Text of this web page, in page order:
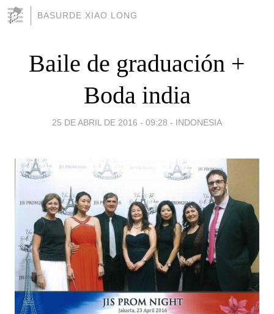
BASURDE XIAO LONG
Baile de graduación +
Boda india
25 DE ABRIL DE 2016 - 09:28 - INDONESIA